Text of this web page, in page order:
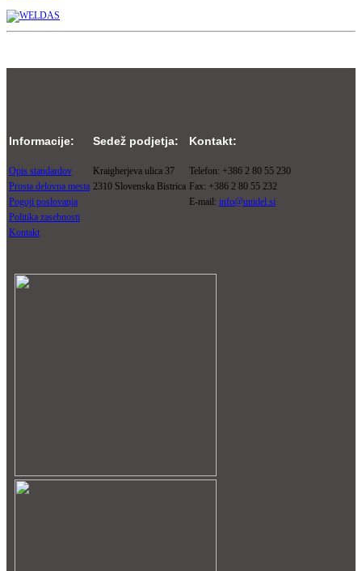
Informacije: Sedež podjetja: Kontakt:
Opis standardov Kraigherjeva ulica 37
Telefon: +386 2 80 55 230
Prosta delovna mesta 2310 Slovenska Bistrica Fax: +386 2 80 55 232
Pogoji poslovanja
E-mail: info@unidel.si
Politika zasebnosti
Kontakt